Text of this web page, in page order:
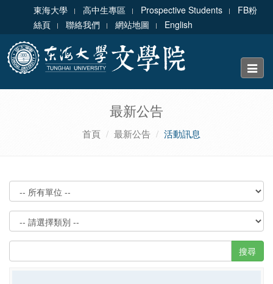
東海大學 高中生專區 Prospective Students
FB粉
絲頁
聯絡我們 網站地圖 English
Toggle
最新公告
首頁 最新公告 活動訊息
搜尋